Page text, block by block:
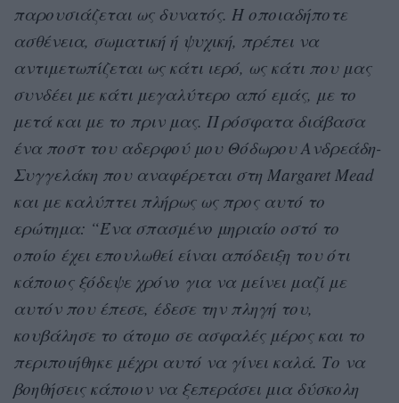
παρουσιάζεται ως δυνατός. Η οποιαδήποτε
ασθένεια, σωματική ή ψυχική, πρέπει να
αντιμετωπίζεται ως κάτι ιερό, ως κάτι που μας
συνδέει με κάτι μεγαλύτερο από εμάς, με το
μετά και με το πριν μας. Πρόσφατα διάβασα
ένα ποστ του αδερφού μου Θόδωρου Ανδρεάδη-
Συγγελάκη που αναφέρεται στη Margaret Mead
και με καλύπτει πλήρως ως προς αυτό το
ερώτημα: “Ένα σπασμένο μηριαίο οστό το
οποίο έχει επουλωθεί είναι απόδειξη του ότι
κάποιος ξόδεψε χρόνο για να μείνει μαζί με
αυτόν που έπεσε, έδεσε την πληγή του,
κουβάλησε το άτομο σε ασφαλές μέρος και το
περιποιήθηκε μέχρι αυτό να γίνει καλά. Το να
βοηθήσεις κάποιον να ξεπεράσει μια δύσκολη